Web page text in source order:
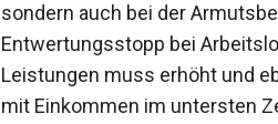
sondern auch bei der
Entwertungsstopp bei
Leistungen muss erhöht und
mit Einkommen im untersten